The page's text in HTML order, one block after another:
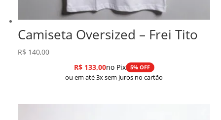
Camiseta Oversized – Frei Tito
R$ 140,00
R$133,00no Pix 5% OFF
ou em até 3x sem juros no cartão